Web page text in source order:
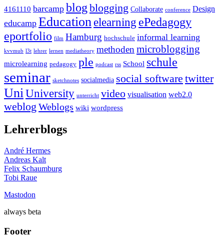
4161110 barcamp blog blogging Collaborate conference Design
educamp Education elearning ePedagogy
eportfolio film Hamburg hochschule informal learning
kvvmub l3t lehrer lernen mediatheory methoden microblogging
microlearning pedagogy ple podcast rss School schule
seminar sketchnotes socialmedia social software twitter
Uni University unterricht video visualisation web2.0
weblog Weblogs wiki wordpress
Lehrerblogs
André Hermes
Andreas Kalt
Felix Schaumburg
Tobi Raue
Mastodon
always beta
Footer